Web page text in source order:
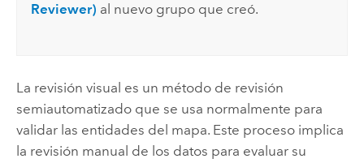
Reviewer) al nuevo grupo que creó.
La revisión visual es un método de revisión
semiautomatizado que se usa normalmente para
validar las entidades del mapa. Este proceso implica
la revisión manual de los datos para evaluar su